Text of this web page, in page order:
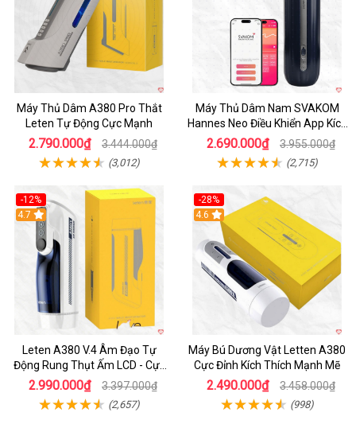
Máy Thủ Dâm A380 Pro Thắt
Leten Tự Động Cực Mạnh
2.790.000₫ 3.444.000₫
(3,012)
Máy Thủ Dâm Nam SVAKOM
Hannes Neo Điều Khiển App Kích
Thích
2.690.000₫ 3.955.000₫
(2,715)
-12%
Hot
4.7
Leten A380 V.4 Âm Đạo Tự
Động Rung Thụt Ấm LCD - Cực
Phê
2.990.000₫ 3.397.000₫
(2,657)
-28%
Hot
4.6
Máy Bú Dương Vật Letten A380
Cực Đỉnh Kích Thích Mạnh Mẽ
2.490.000₫ 3.458.000₫
(998)